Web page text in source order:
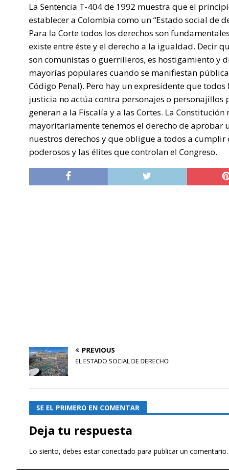
La Sentencia T-404 de 1992 muestra que el
establecer a Colombia como un “Estado social de
Para la Corte todos los derechos son
existe entre éste y el derecho a la igualdad. Decir
son comunistas o guerrilleros, es hostigamiento y
mayorías populares cuando se manifiestan
Código Penal). Pero hay un expresidente que
justicia no actúa contra personajes o personajillos
generan a la Fiscalía y a las Cortes. La
mayoritariamente tenemos el derecho de aprobar
nuestros derechos y que obligue a todos a
poderosos y las élites que controlan el Congreso.
PREVIOUS
EL ESTADO SOCIAL DE DERECHO
SE EL PRIMERO EN COMENTAR
Deja tu respuesta
Lo siento, debes estarconectado para publicar un comentario.